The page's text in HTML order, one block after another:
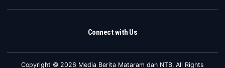
Connect with Us
Copyright © 2026 Media Berita Mataram dan NTB. All Rights